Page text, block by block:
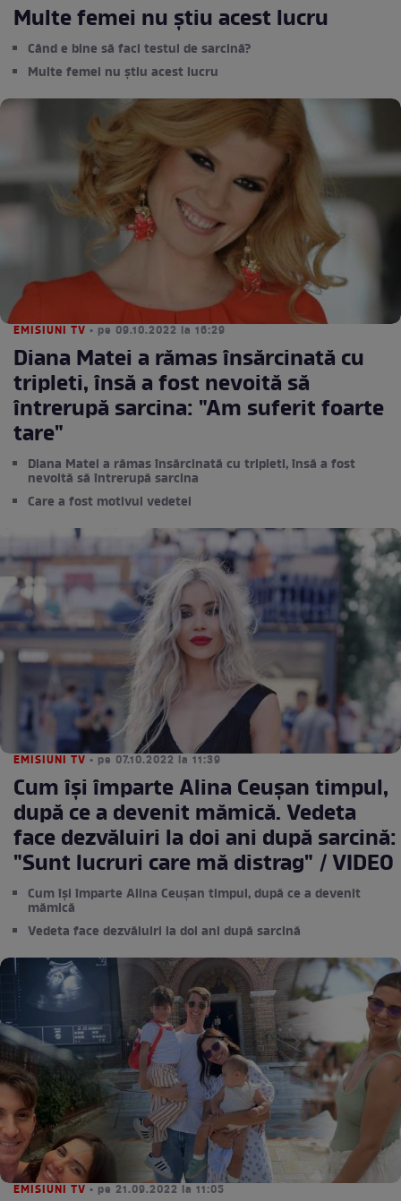
Multe femei nu știu acest lucru
Când e bine să faci testul de sarcină?
Multe femei nu știu acest lucru
EMISIUNI TV • pe 09.10.2022 la 16:29
Diana Matei a rămas însărcinată cu
tripleti, însă a fost nevoită să
întrerupă sarcina: "Am suferit foarte
tare"
Diana Matei a rămas însărcinată cu tripleti, însă a fost
nevoită să întrerupă sarcina
Care a fost motivul vedetei
EMISIUNI TV • pe 07.10.2022 la 11:39
Cum își împarte Alina Ceuşan timpul,
după ce a devenit mămică. Vedeta
face dezvăluiri la doi ani după sarcină:
"Sunt lucruri care mă distrag" / VIDEO
Cum își împarte Alina Ceuşan timpul, după ce a devenit
mămică
Vedeta face dezvăluiri la doi ani după sarcină
EMISIUNI TV • pe 21.09.2022 la 11:05